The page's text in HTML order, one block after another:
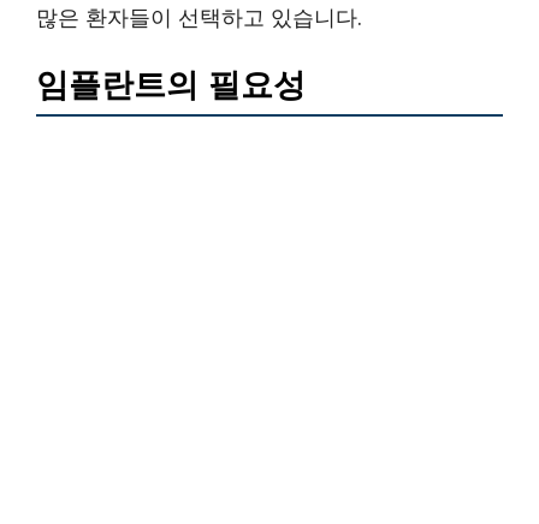
많은 환자들이 선택하고 있습니다.
임플란트의 필요성